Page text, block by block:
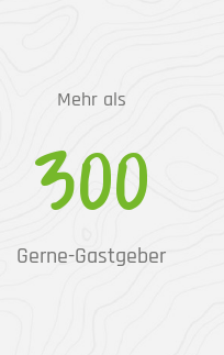
Mehr als
300
Gerne-Gastgeber